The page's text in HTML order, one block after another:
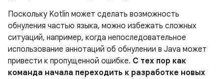
Поскольку Kotlin может сделать возможность
обнуления частью языка, можно избежать сложных
ситуаций, например, когда непоследовательное
использование аннотаций об обнулении в Java может
привести к пропущенной ошибке. С тех пор как
команда начала переходить к разработке новых